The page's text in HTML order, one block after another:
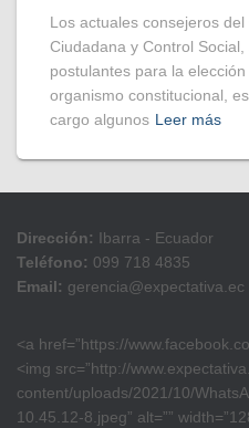
Los actuales consejeros
Ciudadana y Control
postulantes para la
organismo constitucional,
cargo algunos Leer más
Dirección: Ibarra - Ecuador
Teléfono: 099 718 4835
Email: gerencia@expectativa.ec
<a href=”https://
<img src=”http://
content/uploads/2021/10/
10.45.12-8.jpeg” alt=””